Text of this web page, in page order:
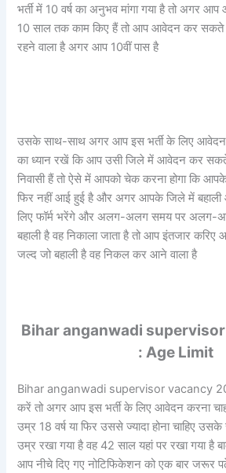
भर्ती में 10 वर्ष का अनुभव मांगा गया है तो अगर
10 साल तक काम किए हैं तो आप आवेदन कर सकते हैं
रहने वाला है अगर आप 10वीं पास है
उसके साथ-साथ अगर आप इस भर्ती के लिए आवेदन
का ध्यान रखें कि आप उसी जिले में आवेदन कर
निवासी हैं तो ऐसे में आपको चेक करना होगा कि
फिर नहीं आई हुई है और अगर आपके जिले में
लिए फॉर्म भरेंगे और अलग-अलग समय पर अलग-
बहाली है वह निकाला जाता है तो आप इंतजार
जल्द जो बहाली है वह निकल कर आने वाला है
Bihar anganwadi
: Age Limit
Bihar anganwadi supervisor vacancy
करें तो अगर आप इस भर्ती के लिए आवेदन करना
उम्र 18 वर्ष या फिर उससे ज्यादा होना चाहिए
उम्र रखा गया है वह 42 साल यहां पर रखा गया है
आप नीचे दिए गए नोटिफिकेशन को एक बार जरूर